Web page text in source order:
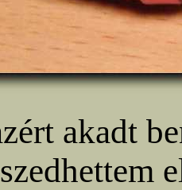
akadt
szedhettem